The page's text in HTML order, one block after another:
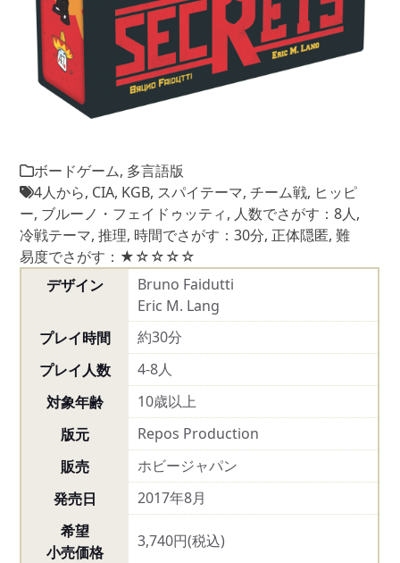
ボードゲーム, 多言語版
4人から, CIA, KGB, スパイテーマ,チーム戦, ヒッピ
ー, ブルーノ・フェイドゥッティ, 人数でさがす：8人,
冷戦テーマ,推理, 時間でさがす：30分, 正体隠匿,難
易度でさがす：★☆☆☆☆
デザイン
Bruno Faidutti
Eric M. Lang
プレイ時間
約30分
プレイ人数
4-8人
対象年齢
10歳以上
版元
Repos Production
販売
ホビージャパン
発売日
2017年8月
希望
小売価格
3,740円(税込)